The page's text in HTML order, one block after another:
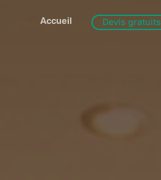
Accueil Devis gratuits